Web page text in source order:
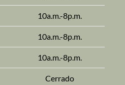
10a.m.-8p.m.
10a.m.-8p.m.
10a.m.-8p.m.
Cerrado